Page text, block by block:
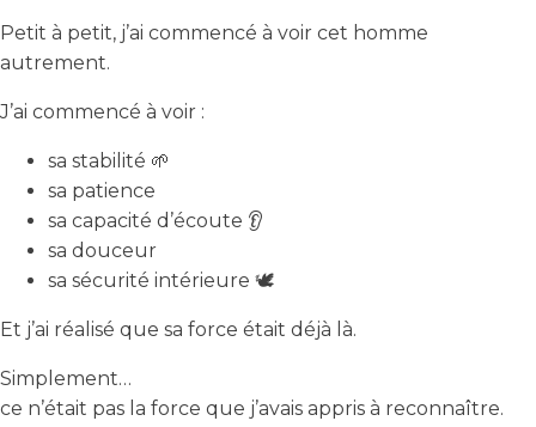
Petit à petit, j’ai commencé à voir cet homme
autrement.
J’ai commencé à voir :
sa stabilité 🌱
sa patience
sa capacité d’écoute 👂
sa douceur
sa sécurité intérieure 🕊️
Et j’ai réalisé que sa force était déjà là.
Simplement…
ce n’était pas la force que j’avais appris à reconnaître.